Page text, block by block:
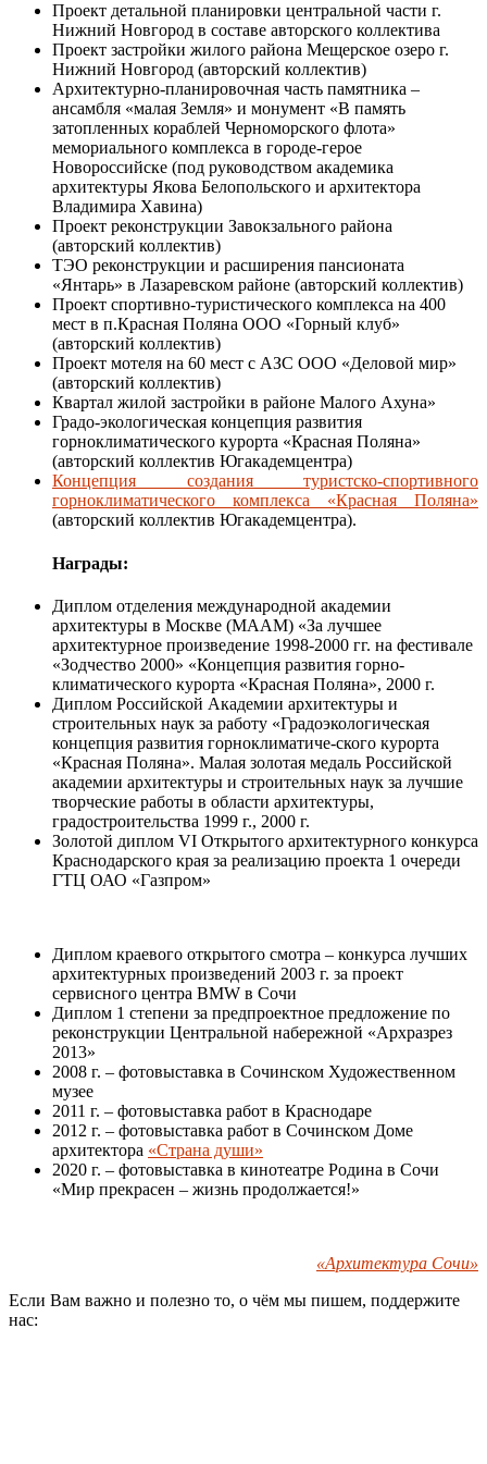
Проект детальной планировки центральной части г.
Нижний Новгород в составе авторского коллектива
Проект застройки жилого района Мещерское озеро г.
Нижний Новгород (авторский коллектив)
Архитектурно-планировочная часть памятника –
ансамбля «малая Земля» и монумент «В память
затопленных кораблей Черноморского флота»
мемориального комплекса в городе-герое
Новороссийске (под руководством академика
архитектуры Якова Белопольского и архитектора
Владимира Хавина)
Проект реконструкции Завокзального района
(авторский коллектив)
ТЭО реконструкции и расширения пансионата
«Янтарь» в Лазаревском районе (авторский коллектив)
Проект спортивно-туристического комплекса на 400
мест в п.Красная Поляна ООО «Горный клуб»
(авторский коллектив)
Проект мотеля на 60 мест с АЗС ООО «Деловой мир»
(авторский коллектив)
Квартал жилой застройки в районе Малого Ахуна»
Градо-экологическая концепция развития
горноклиматического курорта «Красная Поляна»
(авторский коллектив Югакадемцентра)
Концепция создания туристско-спортивного
горноклиматического комплекса «Красная Поляна»
(авторский коллектив Югакадемцентра).
Награды:
Диплом отделения международной академии
архитектуры в Москве (МААМ) «За лучшее
архитектурное произведение 1998-2000 гг. на фестивале
«Зодчество 2000» «Концепция развития горно-
климатического курорта «Красная Поляна», 2000 г.
Диплом Российской Академии архитектуры и
строительных наук за работу «Градоэкологическая
концепция развития горноклиматиче-ского курорта
«Красная Поляна». Малая золотая медаль Российской
академии архитектуры и строительных наук за лучшие
творческие работы в области архитектуры,
градостроительства 1999 г., 2000 г.
Золотой диплом VI Открытого архитектурного конкурса
Краснодарского края за реализацию проекта 1 очереди
ГТЦ ОАО «Газпром»
Диплом краевого открытого смотра – конкурса лучших
архитектурных произведений 2003 г. за проект
сервисного центра BMW в Сочи
Диплом 1 степени за предпроектное предложение по
реконструкции Центральной набережной «Архразрез
2013»
2008 г. – фотовыставка в Сочинском Художественном
музее
2011 г. – фотовыставка работ в Краснодаре
2012 г. – фотовыставка работ в Сочинском Доме
архитектора «Страна души»
2020 г. – фотовыставка в кинотеатре Родина в Сочи
«Мир прекрасен – жизнь продолжается!»
«Архитектура Сочи»
Если Вам важно и полезно то, о чём мы пишем, поддержите
нас: